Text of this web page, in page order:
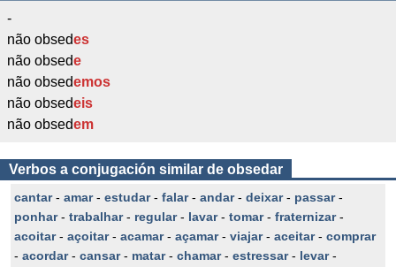
-
não obsedes
não obsede
não obsedemos
não obsedeis
não obsedem
Verbos a conjugación similar de obsedar
cantar- amar- estudar- falar- andar- deixar- passar-
ponhar- trabalhar- regular- lavar- tomar- fraternizar-
acoitar- açoitar- acamar- açamar- viajar- aceitar- comprar
- acordar- cansar- matar- chamar- estressar- levar-